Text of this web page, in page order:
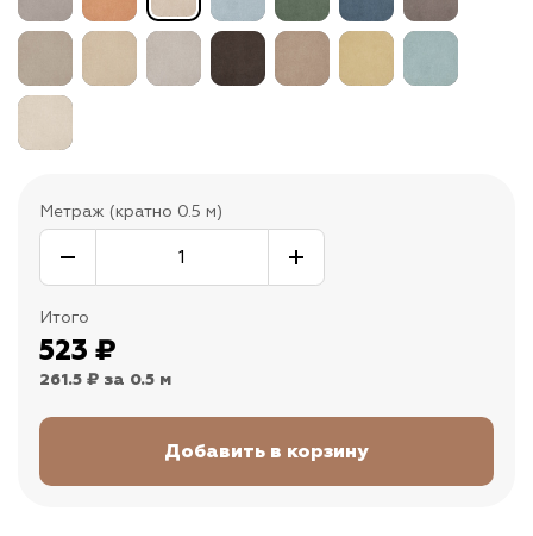
Метраж (кратно 0.5 м)
Итого
523 ₽
261.5 ₽ за 0.5 м